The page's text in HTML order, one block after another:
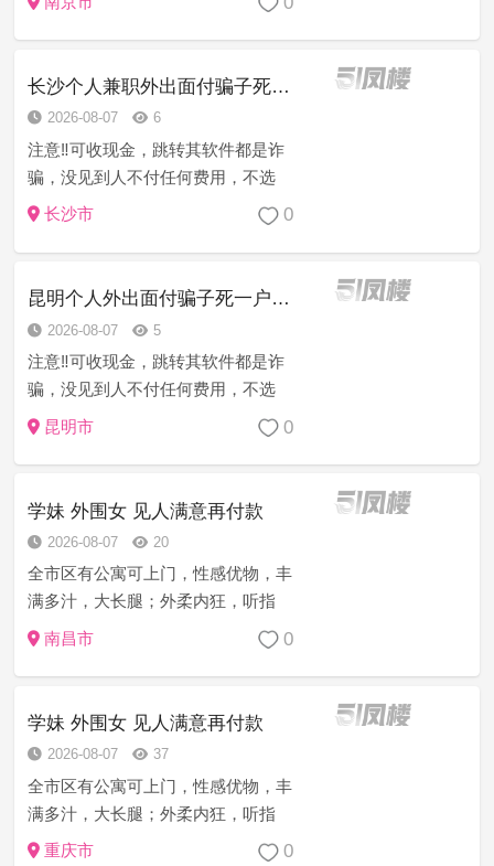
钱。 第四条，平台杀鱼太多了，所
长沙个人兼职外出面付骗子死一户口
2026-08-07 6
注意‼️可收现金，跳转其软件都是诈
骗，没见到人不付任何费用，不选
人，没有客服，都是妹妹自己聊，没
第三方联系方式也是诈骗，由于骗子
长沙市 0
昆明个人外出面付骗子死一户口本
2026-08-07 5
注意‼️可收现金，跳转其软件都是诈
骗，没见到人不付任何费用，不选
人，没有客服，都是妹妹自己聊，没
第三方联系方式也是诈骗，由于骗子
昆明市 0
学妹 外围女 见人满意再付款
2026-08-07 20
全市区有公寓可上门，性感优物，丰
满多汁，大长腿；外柔内狂，听指
挥，开郎活泼，声动人，服务周到，
姐 御姐 白领 文员 处女 服务员 ...
南昌市 0
学妹 外围女 见人满意再付款
2026-08-07 37
全市区有公寓可上门，性感优物，丰
满多汁，大长腿；外柔内狂，听指
挥，开郎活泼，声动人，服务周到，
重庆市 0